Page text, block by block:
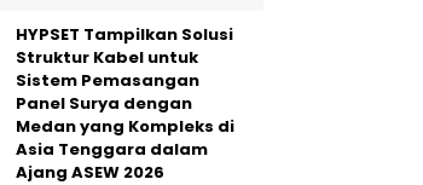
HYPSET Tampilkan Solusi
Struktur Kabel untuk
Sistem Pemasangan
Panel Surya dengan
Medan yang Kompleks di
Asia Tenggara dalam
Ajang ASEW 2026